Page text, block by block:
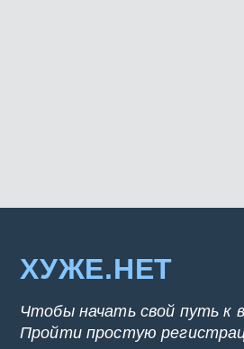
ХУЖЕ.НЕТ
Чтобы начать свой путь к
Пройти простую